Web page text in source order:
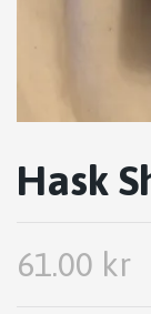
Hask
61.00 kr